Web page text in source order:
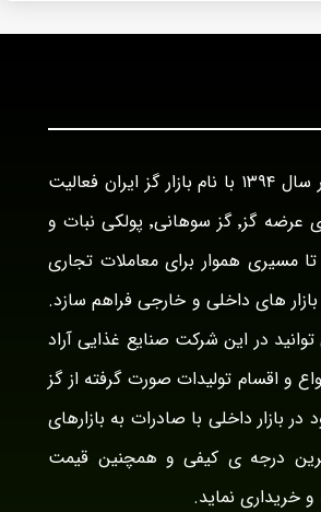
بازرگانی گز آراد در سال ۱۳۹۴ با نام بازار گز ایران فعالیت
خود رو در زمینه ی عرضه گز٬ گز سوهانی٬ پولکی نبات و
مسیری هموار برای معاملات تجاری
های داخلی و خارجی فراهم سازد.
در این شرکت صنایع غذایی آراد
و اقسام تولیدات صورت گرفته از گز
در بازار داخلی با صادرات به بازارهای
درجه ی کیفی و همچنین قیمت
خریداری نماید.